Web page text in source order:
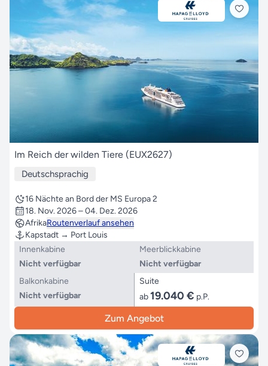
Im Reich der wilden Tiere (EUX2627)
Deutschsprachig
16 Nächte an Bord der MS Europa 2
18. Nov. 2026 – 04. Dez. 2026
AfrikaRoutenverlauf ansehen
Kapstadt → Port Louis
Innenkabine
Nicht verfügbar
Meerblickkabine
Nicht verfügbar
Balkonkabine
Nicht verfügbar
Suite
ab19.040 € p.P.
Zum Angebot